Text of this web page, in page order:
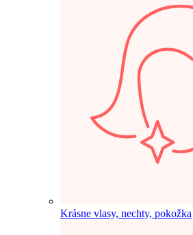
Krásne vlasy, nechty, pokožka